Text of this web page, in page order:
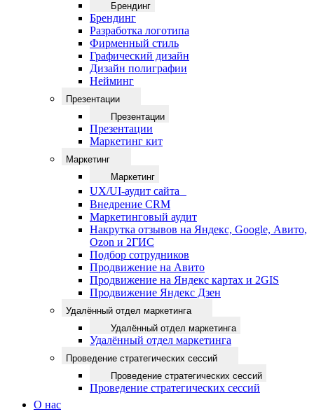
Брендинг
Брендинг
Разработка логотипа
Фирменный стиль
Графический дизайн
Дизайн полиграфии
Нейминг
Презентации
Презентации
Презентации
Маркетинг кит
Маркетинг
Маркетинг
UX/UI-аудит сайта
Внедрение CRM
Маркетинговый аудит
Накрутка отзывов на Яндекс, Google, Авито,
Ozon и 2ГИС
Подбор сотрудников
Продвижение на Авито
Продвижение на Яндекс картах и 2GIS
Продвижение Яндекс Дзен
Удалённый отдел маркетинга
Удалённый отдел маркетинга
Удалённый отдел маркетинга
Проведение стратегических сессий
Проведение стратегических сессий
Проведение стратегических сессий
О нас